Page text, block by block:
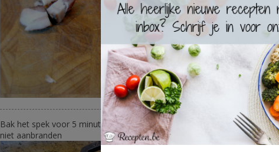
Bak het spek voor 5 minuten in boter totdat het krokant is, maar laat het
niet aanbranden